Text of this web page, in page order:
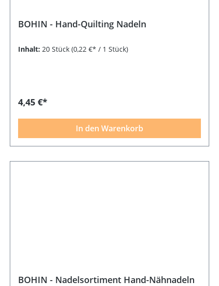
BOHIN - Hand-Quilting Nadeln
Inhalt: 20 Stück (0,22 €* / 1 Stück)
4,45 €*
In den Warenkorb
BOHIN - Nadelsortiment Hand-Nähnadeln